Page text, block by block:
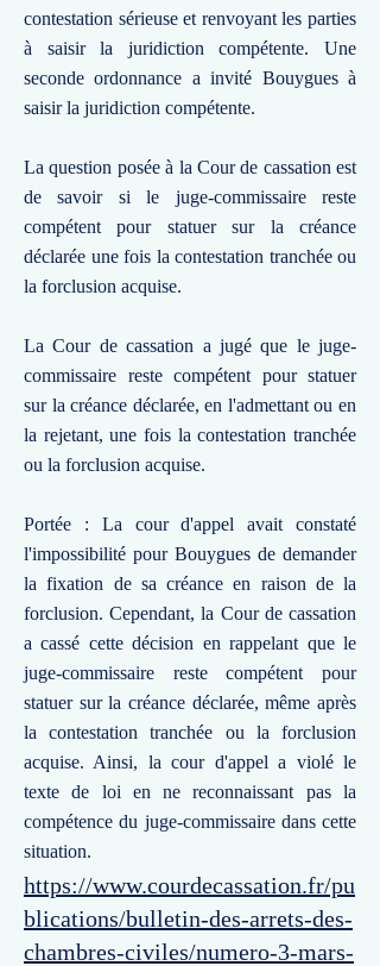
contestation sérieuse et renvoyant les parties
à saisir la juridiction compétente. Une
seconde ordonnance a invité Bouygues à
saisir la juridiction compétente.
La question posée à la Cour de cassation est
de savoir si le juge-commissaire reste
compétent pour statuer sur la créance
déclarée une fois la contestation tranchée ou
la forclusion acquise.
La Cour de cassation a jugé que le juge-
commissaire reste compétent pour statuer
sur la créance déclarée, en l'admettant ou en
la rejetant, une fois la contestation tranchée
ou la forclusion acquise.
Portée : La cour d'appel avait constaté
l'impossibilité pour Bouygues de demander
la fixation de sa créance en raison de la
forclusion. Cependant, la Cour de cassation
a cassé cette décision en rappelant que le
juge-commissaire reste compétent pour
statuer sur la créance déclarée, même après
la contestation tranchée ou la forclusion
acquise. Ainsi, la cour d'appel a violé le
texte de loi en ne reconnaissant pas la
compétence du juge-commissaire dans cette
situation.
https://www.courdecassation.fr/pu
blications/bulletin-des-arrets-des-
chambres-civiles/numero-3-mars-